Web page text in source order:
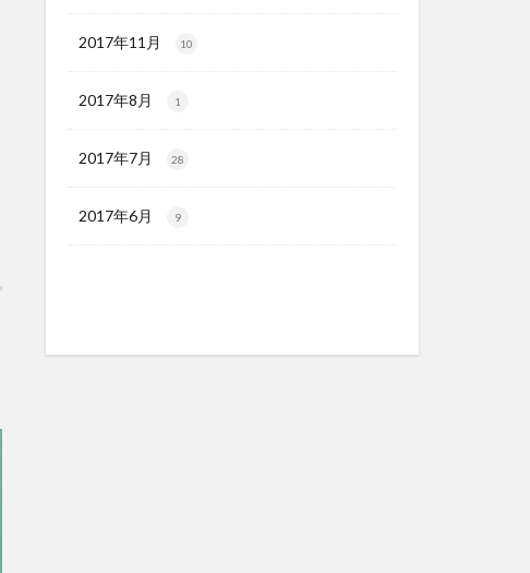
2017年11月 10
2017年8月 1
2017年7月 28
2017年6月 9